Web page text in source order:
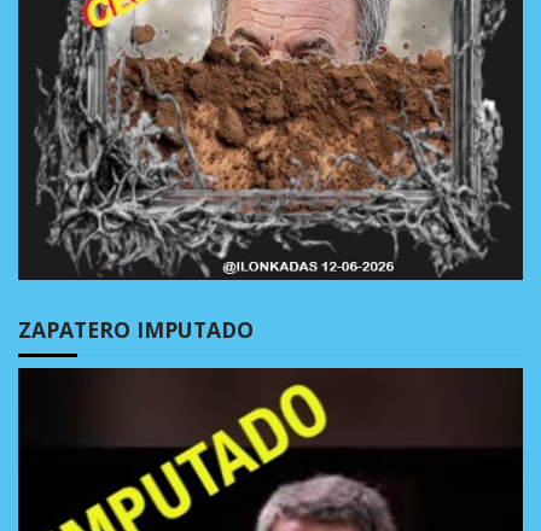
ZAPATERO IMPUTADO